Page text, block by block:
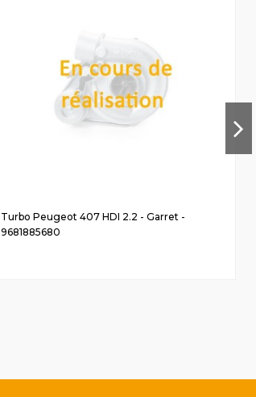
Turbo Peugeot 407 HDI 2.2 - Garret -
9681885680